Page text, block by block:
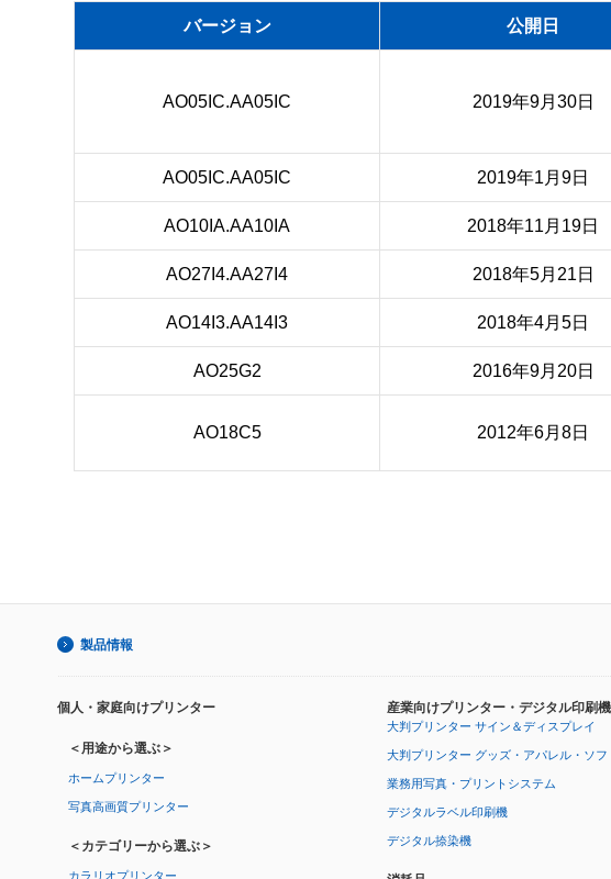
バージョン 公開日
AO05IC.AA05IC 2019年9月30日
AO05IC.AA05IC 2019年1月9日
AO10IA.AA10IA 2018年11月19日
AO27I4.AA27I4 2018年5月21日
AO14I3.AA14I3 2018年4月5日
AO25G2 2016年9月20日
AO18C5 2012年6月8日
製品情報
個人・家庭向けプリンター
＜用途から選ぶ＞
ホームプリンター
写真高画質プリンター
＜カテゴリーから選ぶ＞
カラリオプリンター
産業向けプリンター・デジタル印刷機
大判プリンター サイン＆ディスプレイ
大判プリンター グッズ・アパレル・ソフ
業務用写真・プリントシステム
デジタルラベル印刷機
デジタル捺染機